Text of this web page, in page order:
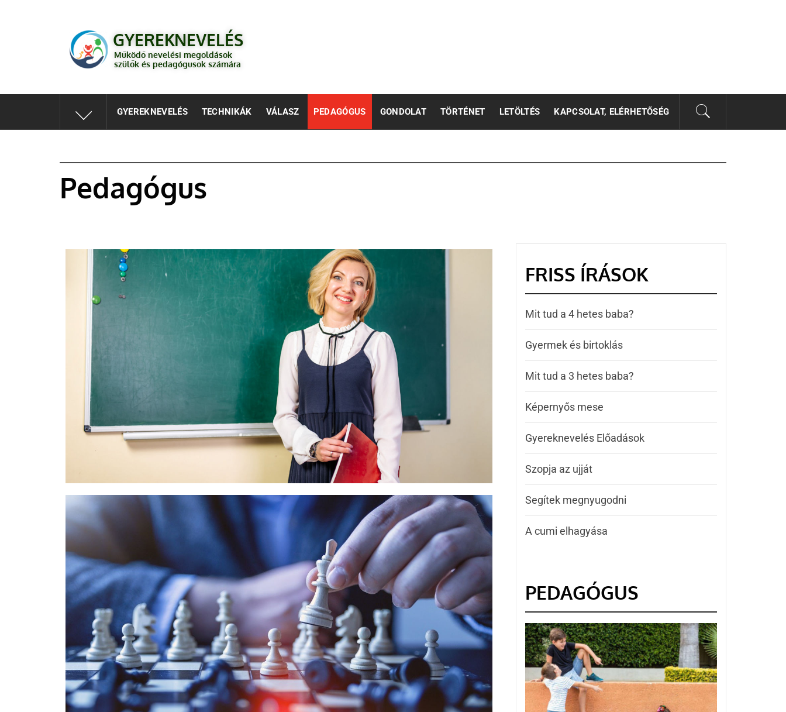
GYEREKNEVELÉS
GYEREKNEVELÉS
Működő nevelési megoldások
szülők és pedagógusok számára
GYEREKNEVELÉS TECHNIKÁK VÁLASZ PEDAGÓGUS GONDOLAT TÖRTÉNET LETÖLTÉS KAPCSOLAT, ELÉRHETŐSÉG
Pedagógus
A TANÁR KARAKTERE
Milyen legyen a tanár hozzáállása a diákokhoz,
iskolához, az általa tanított tárgyakhoz, amikor kikerül
élete első iskolájába?
Kattints ide
FRISS ÍRÁSOK
Mit tud a 4 hetes baba?
Gyermek és birtoklás
Mit tud a 3 hetes baba?
Képernyős mese
Gyereknevelés Előadások
Szopja az ujját
Segítek megnyugodni
A cumi elhagyása
PEDAGÓGUS